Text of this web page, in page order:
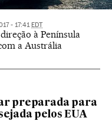
- 17:41 EDT
à Península
a Austrália
preparada para
pelos EUA